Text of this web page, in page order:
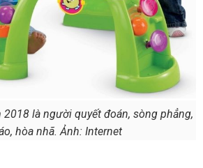
là người quyết đoán, sòng phẳng,
hòa nhã. Ảnh: Internet